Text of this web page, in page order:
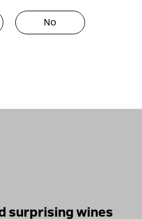
No
surprising wines